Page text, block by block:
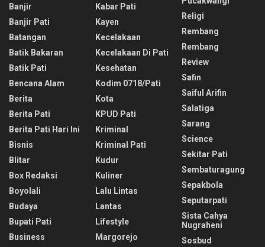
Banjir
Banjir Pati
Batangan
Batik Bakaran
Batik Pati
Bencana Alam
Berita
Berita Pati
Berita Pati Hari Ini
Bisnis
Blitar
Box Redaksi
Boyolali
Budaya
Bupati Pati
Business
Kabar Pati
Kayen
Kecelakaan
Kecelakaan Di Pati
Kesehatan
Kodim 0718/pati
Kota
KPUD Pati
Kriminal
Kriminal Pati
Kudur
Kuliner
Lalu Lintas
Lantas
Lifestyle
Margorejo
Religi
Rembang
Rembang
Review
Safin
Saiful Arifin
Salatiga
Sarang
Science
Sekitar Pati
Sembaturagung
Sepakbola
Seputarpati
Sista Cahya
Nugraheni
Sosbud